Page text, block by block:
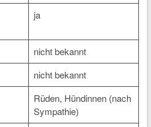
ja
nicht bekannt
nicht bekannt
Rüden, Hündinnen (nach
Sympathie)